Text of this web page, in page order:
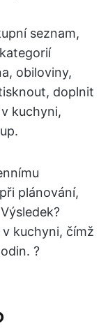
seznam,
obiloviny,
doplnit
kuchyni,
při plánování,
kuchyni, čímž
?️